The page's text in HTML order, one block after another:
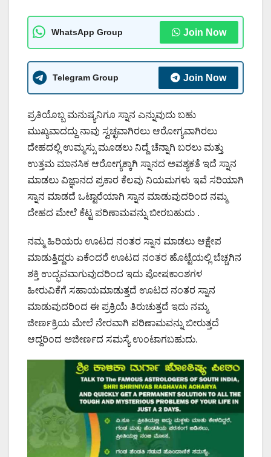
WhatsApp Group Join Now
Telegram Group Join Now
ಪ್ರತಿಯೊಬ್ಬ ಮನುಷ್ಯನಿಗೂ ಸ್ನಾನ ಎನ್ನುವುದು ಬಹು
ಮುಖ್ಯವಾದದ್ದು ನಾವು ಸ್ವಚ್ಛವಾಗಿರಲು ಆರೋಗ್ಯವಾಗಿರಲು
ದೇಹದಲ್ಲಿ ಉಮ್ಮಸ್ಸು ಮೂಡಲು ನಿದ್ದೆ ಚೆನ್ನಾಗಿ ಬರಲು ಮತ್ತು
ಉತ್ತಮ ಮಾನಸಿಕ ಆರೋಗ್ಯಕ್ಕಾಗಿ ಸ್ನಾನದ ಅವಶ್ಯಕತೆ ಇದೆ ಸ್ನಾನ
ಮಾಡಲು ವಿಜ್ಞಾನದ ಪ್ರಕಾರ ಕೆಲವು ನಿಯಮಗಳು ಇವೆ ಸರಿಯಾಗಿ
ಸ್ನಾನ ಮಾಡದೆ ಒಟ್ಟಾರೆಯಾಗಿ ಸ್ನಾನ ಮಾಡುವುದರಿಂದ ನಮ್ಮ
ದೇಹದ ಮೇಲೆ ಕೆಟ್ಟ ಪರಿಣಾಮವನ್ನು ಬೀರಬಹುದು .
ನಮ್ಮ ಹಿರಿಯರು ಊಟದ ನಂತರ ಸ್ನಾನ ಮಾಡಲು ಆಕ್ಷೇಪ
ಮಾಡುತ್ತಿದ್ದರು ಏಕೆಂದರೆ ಊಟದ ನಂತರ ಹೊಟ್ಟೆಯಲ್ಲಿ ಬೆಚ್ಚಗಿನ
ಶಕ್ತಿ ಉದ್ಭವವಾಗುವುದರಿಂದ ಇದು ಪೋಷಕಾಂಶಗಳ
ಹೀರುವಿಕೆಗೆ ಸಹಾಯಮಾಡುತ್ತದೆ ಊಟದ ನಂತರ ಸ್ನಾನ
ಮಾಡುವುದರಿಂದ ಈ ಪ್ರಕ್ರಿಯೆ ತಿರುಚುತ್ತದೆ ಇದು ನಮ್ಮ
ಜೀರ್ಣಕ್ರಿಯ ಮೇಲೆ ನೇರವಾಗಿ ಪರಿಣಾಮವನ್ನು ಬೀರುತ್ತದೆ
ಆದ್ದರಿಂದ ಅಜೀರ್ಣದ ಸಮಸ್ಯೆ ಉಂಟಾಗಬಹುದು.